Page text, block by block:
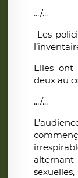
.../...
Les
Elles ont
deux au
.../...
alternant